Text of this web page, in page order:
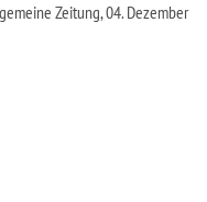
Zeitung, 04. Dezember